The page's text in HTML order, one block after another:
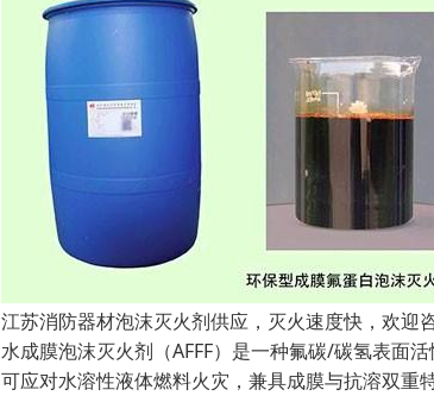
江苏消防器材泡沫灭火剂供应，灭火速度快，欢迎
水成膜泡沫灭火剂（AFFF）是一种氟碳/碳氢表面
可应对水溶性液体燃料火灾，兼具成膜与抗溶双